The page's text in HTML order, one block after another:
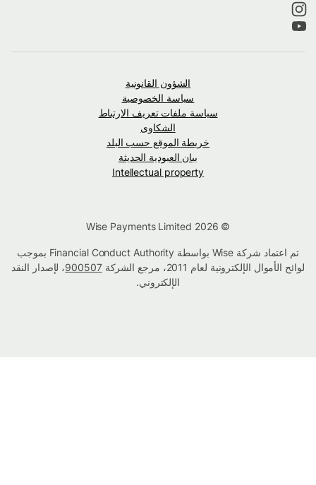
الشؤون القانونية
سياسة الخصوصية
سياسة ملفات تعريف الارتباط
الشكاوى
خريطة الموقع حسب البلد
بيان العبودية الحديثة
Intellectual property
تم اعتماد شركة Wise بواسطة Financial Conduct Authority بموجب
لوائح الأموال الإلكترونية لعام 2011، مرجع الشركة
900507، لإصدار النقد
الإلكتروني.